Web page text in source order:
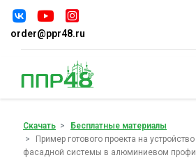
order@ppr48.ru
Скачать
Бесплатные материалы
Пример готового проекта на
фасадной системы в алюминиевом